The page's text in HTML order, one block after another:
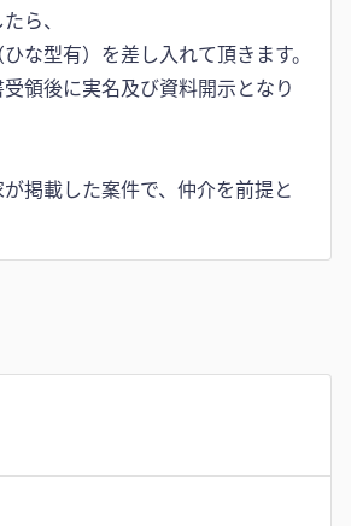
ら、
な型有）を差し入れて頂きます。
受領後に実名及び資料開示となり
掲載した案件で、仲介を前提と